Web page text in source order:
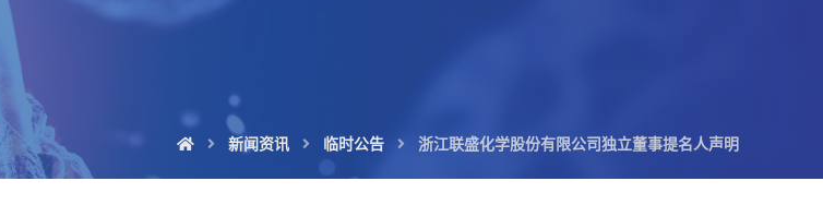
新闻资讯 临时公告 浙江联盛化学股份有限公司独立董事提名人声明